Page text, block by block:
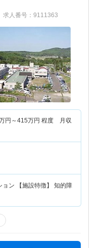
人番号：9111363
円～415万円 程度 月収
ョン 【施設特徴】 知的障